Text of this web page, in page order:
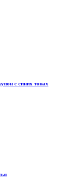
с синих тонах